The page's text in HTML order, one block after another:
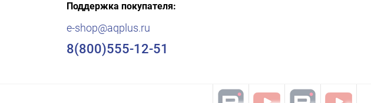
Поддержка покупателя:
e-shop@aqplus.ru
8(800)555-12-51